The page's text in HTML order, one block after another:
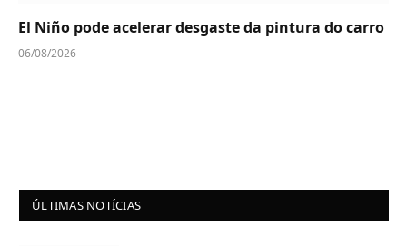
El Niño pode acelerar desgaste da pintura do carro
06/08/2026
ÚLTIMAS NOTÍCIAS